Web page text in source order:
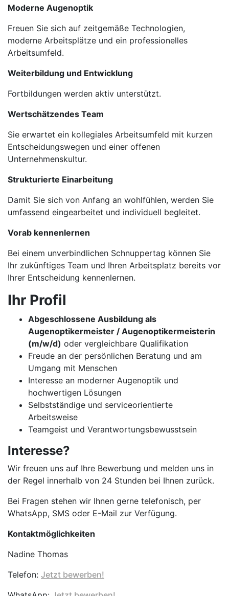
Moderne Augenoptik
Freuen Sie sich auf zeitgemäße Technologien,
moderne Arbeitsplätze und ein professionelles
Arbeitsumfeld.
Weiterbildung und Entwicklung
Fortbildungen werden aktiv unterstützt.
Wertschätzendes Team
Sie erwartet ein kollegiales Arbeitsumfeld mit kurzen
Entscheidungswegen und einer offenen
Unternehmenskultur.
Strukturierte Einarbeitung
Damit Sie sich von Anfang an wohlfühlen, werden Sie
umfassend eingearbeitet und individuell begleitet.
Vorab kennenlernen
Bei einem unverbindlichen Schnuppertag können Sie
Ihr zukünftiges Team und Ihren Arbeitsplatz bereits vor
Ihrer Entscheidung kennenlernen.
Ihr Profil
Abgeschlossene Ausbildung als
Augenoptikermeister / Augenoptikermeisterin
(m/w/d) oder vergleichbare Qualifikation
Freude an der persönlichen Beratung und am
Umgang mit Menschen
Interesse an moderner Augenoptik und
hochwertigen Lösungen
Selbstständige und serviceorientierte
Arbeitsweise
Teamgeist und Verantwortungsbewusstsein
Interesse?
Wir freuen uns auf Ihre Bewerbung und melden uns in
der Regel innerhalb von 24 Stunden bei Ihnen zurück.
Bei Fragen stehen wir Ihnen gerne telefonisch, per
WhatsApp, SMS oder E-Mail zur Verfügung.
Kontaktmöglichkeiten
Nadine Thomas
Telefon: Jetzt bewerben!